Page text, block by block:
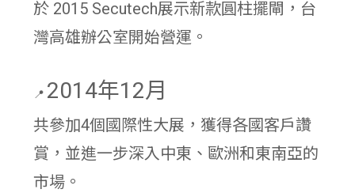
於 2015 Secutech展示新款圓柱擺閘，台
灣高雄辦公室開始營運。
📍 2014年12月
共參加4個國際性大展，獲得各國客戶讚
賞，並進一步深入中東、歐洲和東南亞的
市場。